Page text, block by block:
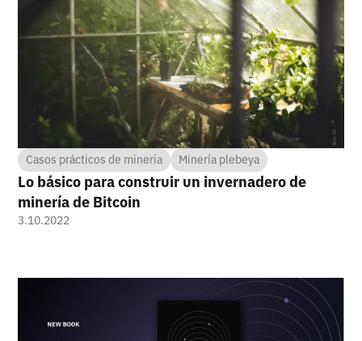
Casos prácticos de minería Minería plebeya
Lo básico para construir un invernadero de
minería de Bitcoin
3.10.2022